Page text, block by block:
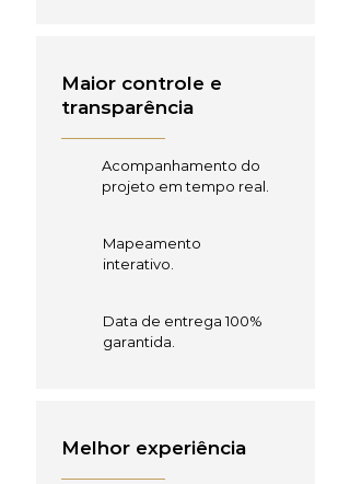
Maior controle e
transparência
Acompanhamento do
projeto em tempo real.
Mapeamento
interativo.
Data de entrega 100%
garantida.
Melhor experiência